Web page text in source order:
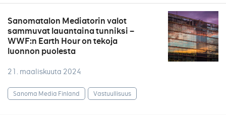
Sanomatalon Mediatorin valot
sammuvat lauantaina tunniksi –
WWF:n Earth Hour on tekoja
luonnon puolesta
21. maaliskuuta 2024
Sanoma Media Finland Vastuullisuus